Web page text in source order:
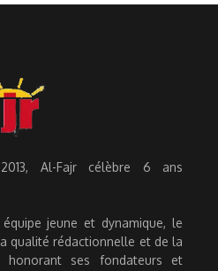
Al-Fajr célèbre 6 ans
jeune et dynamique, le
qualité rédactionnelle et de la
honorant ses fondateurs et